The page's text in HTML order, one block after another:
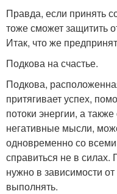
Правда, если принять
тоже сможет защитить
Итак, что же
Подкова на счастье.
Подкова,
притягивает успех,
потоки энергии, а
негативные мысли,
одновременно со
справиться не в
нужно в зависимости
выполнять.